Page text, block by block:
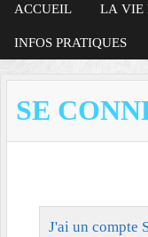
ACCUEIL LA VIE
INFOS PRATIQUES
SE
J'ai un compte